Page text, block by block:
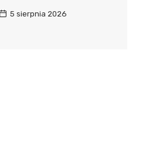
5 sierpnia 2026